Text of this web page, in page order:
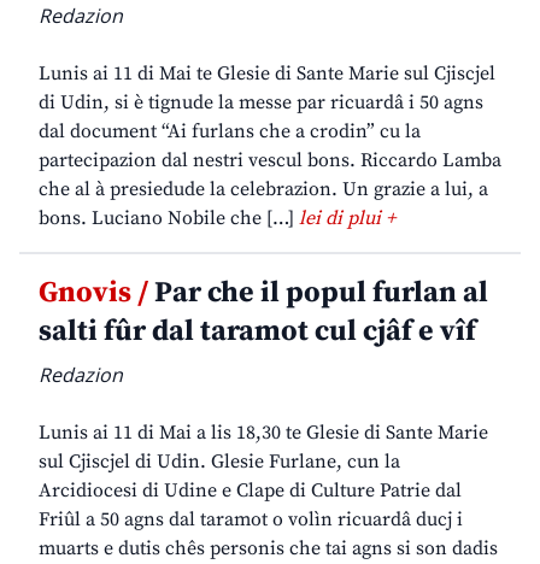
Redazion
Lunis ai 11 di Mai te Glesie di Sante Marie sul Cjiscjel
di Udin, si è tignude la messe par ricuardâ i 50 agns
dal document “Ai furlans che a crodin” cu la
partecipazion dal nestri vescul bons. Riccardo Lamba
che al à presiedude la celebrazion. Un grazie a lui, a
bons. Luciano Nobile che […] lei di plui +
Gnovis /Par che il popul furlan al
salti fûr dal taramot cul cjâf e vîf
Redazion
Lunis ai 11 di Mai a lis 18,30 te Glesie di Sante Marie
sul Cjiscjel di Udin. Glesie Furlane, cun la
Arcidiocesi di Udine e Clape di Culture Patrie dal
Friûl a 50 agns dal taramot o volìn ricuardâ ducj i
muarts e dutis chês personis che tai agns si son dadis